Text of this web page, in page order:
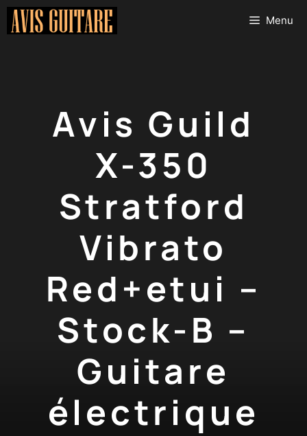
Aller
Menu
Avis Guild
X-350
Stratford
Vibrato
Red+etui –
Stock-B –
Guitare
électrique